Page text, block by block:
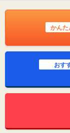
かんた
おす